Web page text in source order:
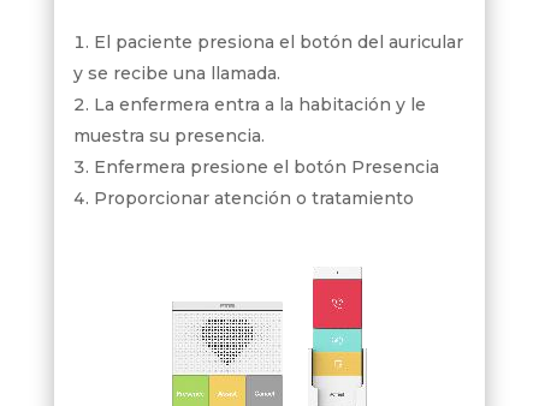
El paciente presiona el botón del auricular
y se recibe una llamada.
La enfermera entra a la habitación y le
muestra su presencia.
Enfermera presione el botón Presencia
Proporcionar atención o tratamiento